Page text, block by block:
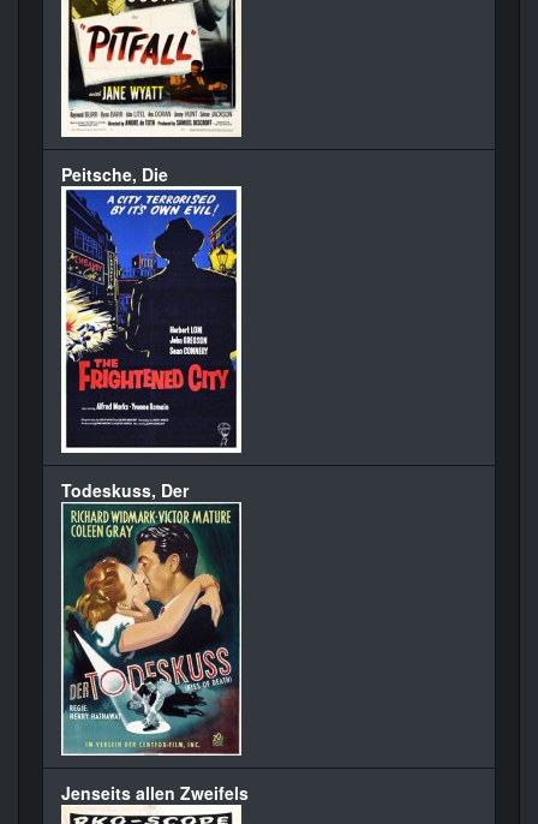
Peitsche, Die
Todeskuss, Der
Jenseits allen Zweifels